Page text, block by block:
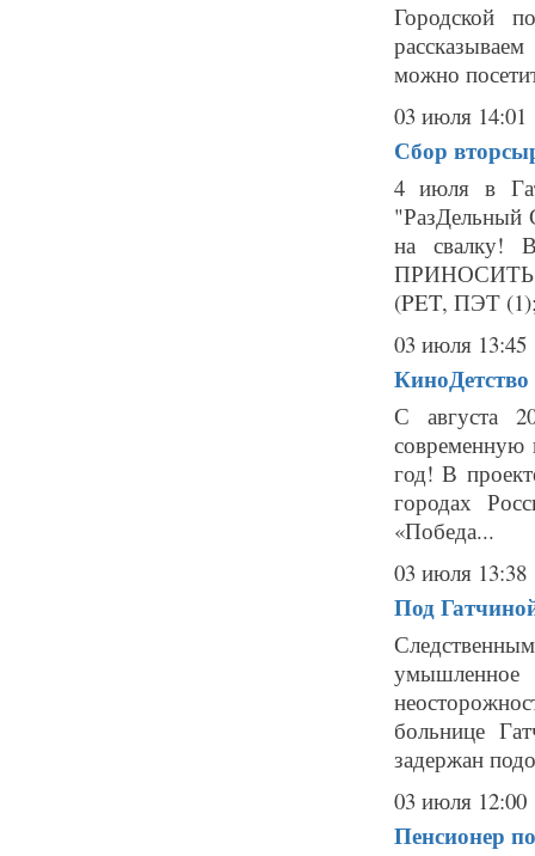
Городской
можно
03 июля 14:01
Сбор
4 июля в
"РазДельный
на
ПРИНОСИТЬ:
(PET, ПЭТ
03 июля 13:45
С августа
современную
год! В
городах
«Победа...
03 июля 13:38
Под
больнице
задержан
03 июля 12:00
Пенсионер